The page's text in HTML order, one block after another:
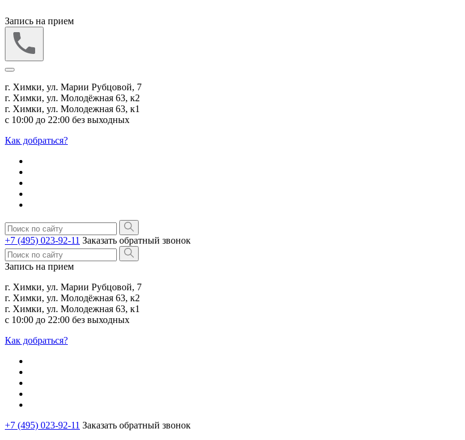
Запись на прием
г. Химки, ул. Марии Рубцовой, 7
г. Химки, ул. Молодёжная 63, к2
г. Химки, ул. Молодежная 63, к1
с 10:00 до 22:00 без выходных
Как добраться?
+7 (495) 023-92-11 Заказать обратный звонок
Запись на прием
г. Химки, ул. Марии Рубцовой, 7
г. Химки, ул. Молодёжная 63, к2
г. Химки, ул. Молодежная 63, к1
с 10:00 до 22:00 без выходных
Как добраться?
+7 (495) 023-92-11 Заказать обратный звонок